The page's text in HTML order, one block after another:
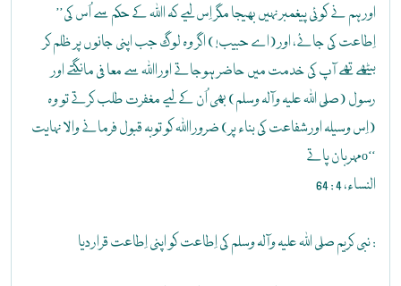
’’اور ہم نے کوئی پیغمبر نہیں بھیجا مگر اِس لیے کہ اﷲ کے حکم سے اُس کی
اِطاعت کی جائے، اور (اے حبیب!) اگر وہ لوگ جب اپنی جانوں پر ظلم کر
بیٹھے تھے آپ کی خدمت میں حاضر ہوجاتے اور اﷲ سے معافی مانگتے اور
رسول (صلی اللہ علیہ وآلہ وسلم) بھی اُن کے لیے مغفرت طلب کرتے تو وہ
(اِس وسیلہ اور شفاعت کی بناء پر) ضرور اﷲ کو توبہ قبول فرمانے والا نہایت
مہربان پاتےo‘‘
النساء، 4 : 64
نبی کریم صلی اللہ علیہ وآلہ وسلم کی اِطاعت کو اپنی اِطاعت قرار دیا :